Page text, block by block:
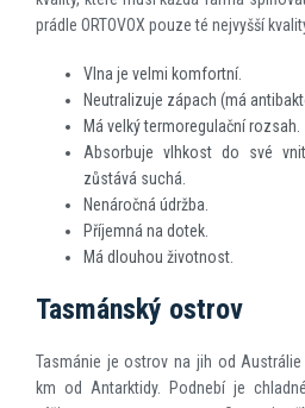
prádle ORTOVOX pouze té nejvyšší
Vlna je velmi komfortní.
Neutralizuje zápach (má
Má velký termoregulační rozsah.
Absorbuje vlhkost do své
zůstává suchá.
Nenáročná údržba.
Příjemná na dotek.
Má dlouhou životnost.
Tasmánský ostrov
Tasmánie je ostrov na jih od
km od Antarktidy. Podnebí je